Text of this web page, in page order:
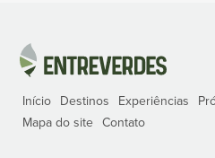
Início Destinos Experiências
Mapa do site Contato